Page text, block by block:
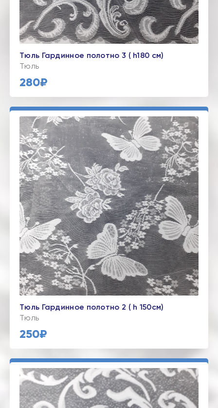
Тюль Гардинное полотно 3 ( h180 см)
Тюль
280₽
Тюль Гардинное полотно 2 ( h 150см)
Тюль
250₽